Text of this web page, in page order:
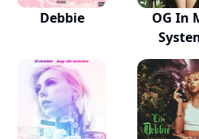
Debbie
OG In